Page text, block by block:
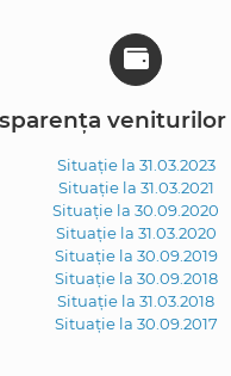
veniturilor
Situație la 31.03.2023
Situație la 31.03.2021
Situație la 30.09.2020
Situație la 31.03.2020
Situație la 30.09.2019
Situație la 30.09.2018
Situație la 31.03.2018
Situație la 30.09.2017